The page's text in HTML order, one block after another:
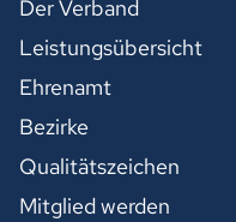
Der Verband
Leistungsübersicht
Ehrenamt
Bezirke
Qualitätszeichen
Mitglied werden